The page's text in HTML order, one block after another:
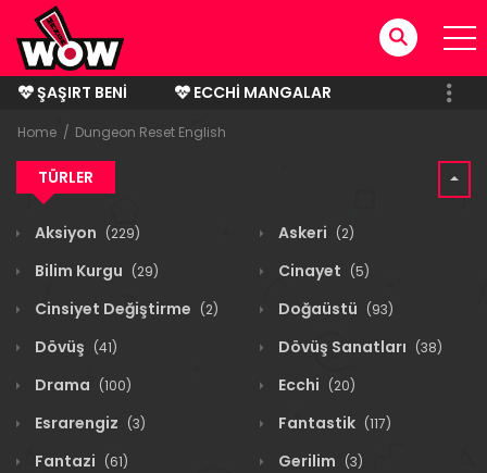
ŞAŞIRT BENI
ECCHI MANGALAR
BITMIŞ MANGALAR
Home Dungeon Reset English
TÜRLER
Aksiyon (229) Askeri (2)
Bilim Kurgu (29) Cinayet (5)
Cinsiyet Değiştirme (2) Doğaüstü (93)
Dövüş (41) Dövüş Sanatları (38)
Drama (100) Ecchi (20)
Esrarengiz (3) Fantastik (117)
Fantazi (61) Gerilim (3)